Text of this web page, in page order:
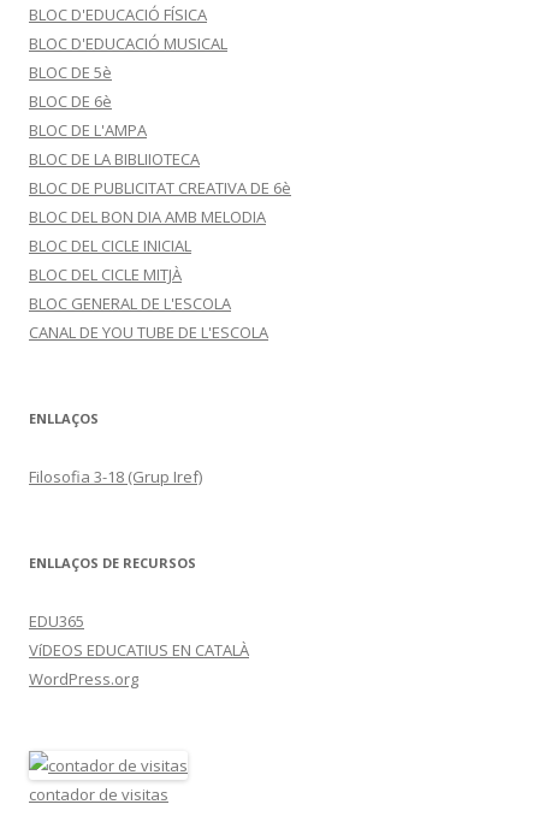
BLOC D'EDUCACIÓ FÍSICA
BLOC D'EDUCACIÓ MUSICAL
BLOC DE 5è
BLOC DE 6è
BLOC DE L'AMPA
BLOC DE LA BIBLIIOTECA
BLOC DE PUBLICITAT CREATIVA DE 6è
BLOC DEL BON DIA AMB MELODIA
BLOC DEL CICLE INICIAL
BLOC DEL CICLE MITJÀ
BLOC GENERAL DE L'ESCOLA
CANAL DE YOU TUBE DE L'ESCOLA
ENLLAÇOS
Filosofia 3-18 (Grup Iref)
ENLLAÇOS DE RECURSOS
EDU365
VíDEOS EDUCATIUS EN CATALÀ
WordPress.org
contador de visitas